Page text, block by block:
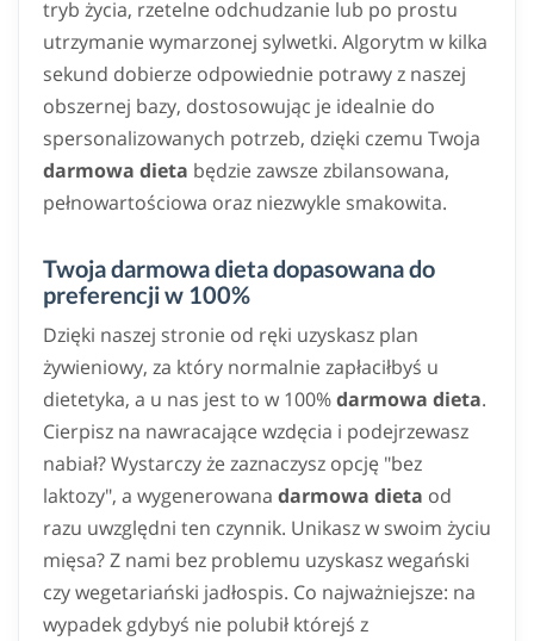
tryb życia, rzetelne odchudzanie lub po prostu
utrzymanie wymarzonej sylwetki. Algorytm w kilka
sekund dobierze odpowiednie potrawy z naszej
obszernej bazy, dostosowując je idealnie do
spersonalizowanych potrzeb, dzięki czemu Twoja
darmowa dieta będzie zawsze zbilansowana,
pełnowartościowa oraz niezwykle smakowita.
Twoja darmowa dieta dopasowana do
preferencji w 100%
Dzięki naszej stronie od ręki uzyskasz plan
żywieniowy, za który normalnie zapłaciłbyś u
dietetyka, a u nas jest to w 100%darmowa dieta.
Cierpisz na nawracające wzdęcia i podejrzewasz
nabiał? Wystarczy że zaznaczysz opcję "bez
laktozy", a wygenerowana darmowa dieta od
razu uwzględni ten czynnik. Unikasz w swoim życiu
mięsa? Z nami bez problemu uzyskasz wegański
czy wegetariański jadłospis. Co najważniejsze: na
wypadek gdybyś nie polubił którejś z